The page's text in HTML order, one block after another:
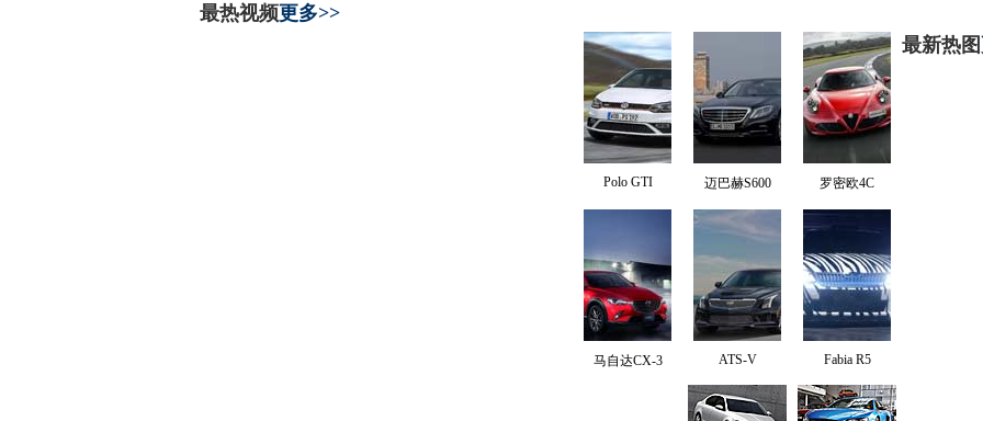
最热视频更多>>
Polo GTI 迈巴赫S600 罗密欧4C
马自达CX-3 ATS-V Fabia R5
最新热图